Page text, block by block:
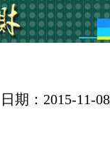
日期：2015-11-08